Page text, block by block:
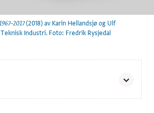
(2018) av Karin Hellandsjø og Ulf
Industri. Foto: Fredrik Rysjedal
er født og oppvokst i Stavanger. Han var